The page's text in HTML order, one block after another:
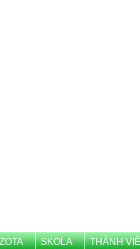
SKOLA THÀNH